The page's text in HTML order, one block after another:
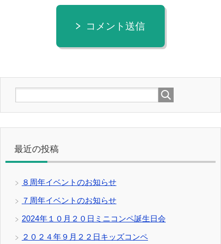
コメント送信
最近の投稿
８周年イベントのお知らせ
７周年イベントのお知らせ
2024年１０月２０日ミニコンペ誕生日会
２０２４年９月２２日キッズコンペ